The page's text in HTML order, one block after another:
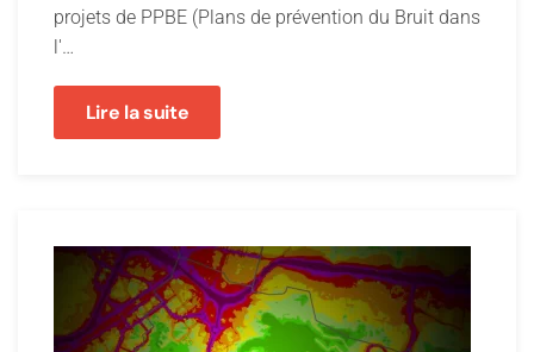
projets de PPBE (Plans de prévention du Bruit dans
l'…
Lire la suite